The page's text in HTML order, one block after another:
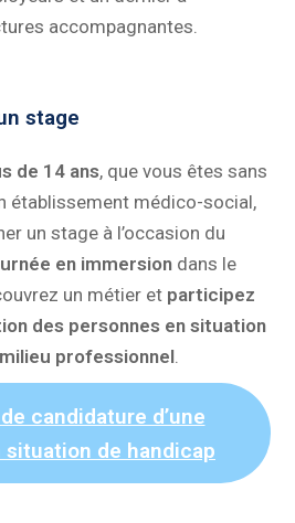
accompagnantes.
stage
de 14 ans, que vous êtes sans
établissement médico-social,
un stage à l’occasion du
en immersion dans le
un métier et participez
des personnes en situation
professionnel
candidature d’une
situation de handicap